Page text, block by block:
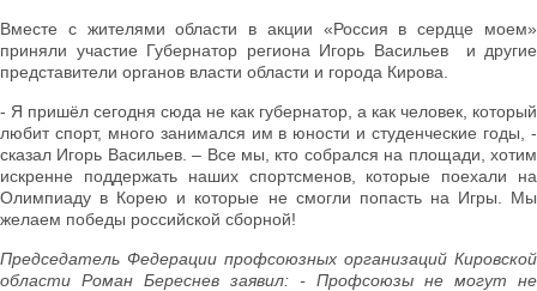
Вместе с жителями области в акции «Россия в сердце моем»
приняли участие Губернатор региона Игорь Васильев и другие
представители органов власти области и города Кирова.
- Я пришёл сегодня сюда не как губернатор, а как человек, который
любит спорт, много занимался им в юности и студенческие годы, -
сказал Игорь Васильев. – Все мы, кто собрался на площади, хотим
искренне поддержать наших спортсменов, которые поехали на
Олимпиаду в Корею и которые не смогли попасть на Игры. Мы
желаем победы российской сборной!
Председатель Федерации профсоюзных организаций Кировской
области Роман Береснев заявил: - Профсоюзы не могут не